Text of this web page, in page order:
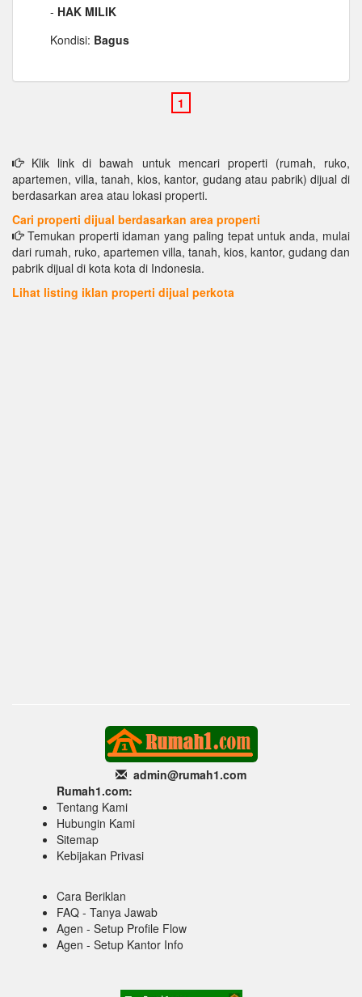
- HAK MILIK
Kondisi: Bagus
Klik link di bawah untuk mencari properti (rumah, ruko,
apartemen, villa, tanah, kios, kantor, gudang atau pabrik) dijual di
berdasarkan area atau lokasi properti.
Cari properti dijual berdasarkan area properti
Temukan properti idaman yang paling tepat untuk anda, mulai
dari rumah, ruko, apartemen villa, tanah, kios, kantor, gudang dan
pabrik dijual di kota kota di Indonesia.
Lihat listing iklan properti dijual perkota
admin@rumah1.com
Rumah1.com:
Tentang Kami
Hubungin Kami
Sitemap
Kebijakan Privasi
Cara Beriklan
FAQ - Tanya Jawab
Agen - Setup Profile Flow
Agen - Setup Kantor Info